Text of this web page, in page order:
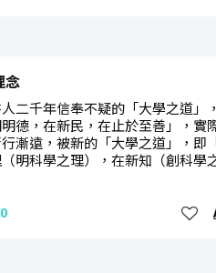
念
二千年信奉不疑的「大學之道」
德，在新民，在止於至善」，實
漸遠，被新的「大學之道」，即
明科學之理），在新知（創科學